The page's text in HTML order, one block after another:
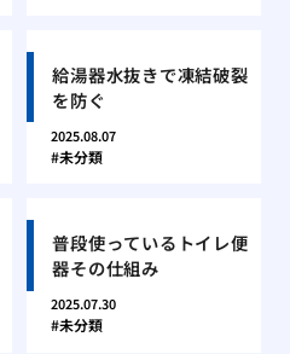
給湯器水抜きで凍結破裂
を防ぐ
2025.08.07
未分類
普段使っているトイレ便
器その仕組み
2025.07.30
未分類